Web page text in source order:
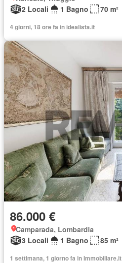
2 Locali
1 Bagno 70 m²
4 giorni, 18 ore fa in idealista.it
86.000 €
Camparada, Lombardia
3 Locali
1 Bagno 85 m²
1 settimana, 1 giorno fa in Immobiliare.it